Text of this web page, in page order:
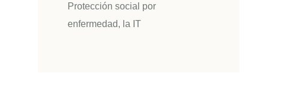
Protección social por
enfermedad, la IT